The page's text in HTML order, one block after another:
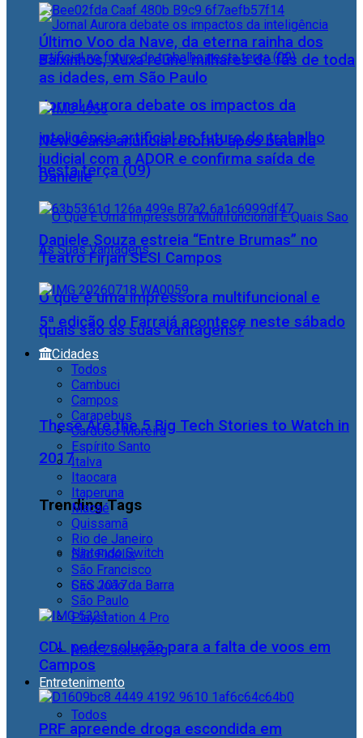
Jornal Aurora debate os impactos da
inteligência artificial no futuro do trabalho
nesta terça (09)
O que é uma impressora multifuncional e
quais são as suas vantagens?
These Are the 5 Big Tech Stories to Watch in
2017
Trending Tags
Nintendo Switch
CES 2017
Playstation 4 Pro
Mark Zuckerberg
Entretenimento
Todos
Último Voo da Nave, da eterna rainha dos
Baixinhos, Xuxa reúne milhares de fãs de toda
as idades, em São Paulo
NewJeans anuncia retorno após batalha
judicial com a ADOR e confirma saída de
Danielle
Daniele Souza estreia “Entre Brumas” no
Teatro Firjan SESI Campos
5ª edição do Farraiá acontece neste sábado
Cidades
Todos
Cambuci
Campos
Carapebus
Cardoso Moreira
Espírito Santo
Italva
Itaocara
Itaperuna
Macaé
Quissamã
Rio de Janeiro
São Fidélis
São Francisco
São João da Barra
São Paulo
CDL pede solução para a falta de voos em
Campos
PRF apreende droga escondida em